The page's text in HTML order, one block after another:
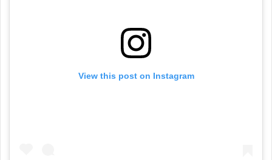
View this post on Instagram